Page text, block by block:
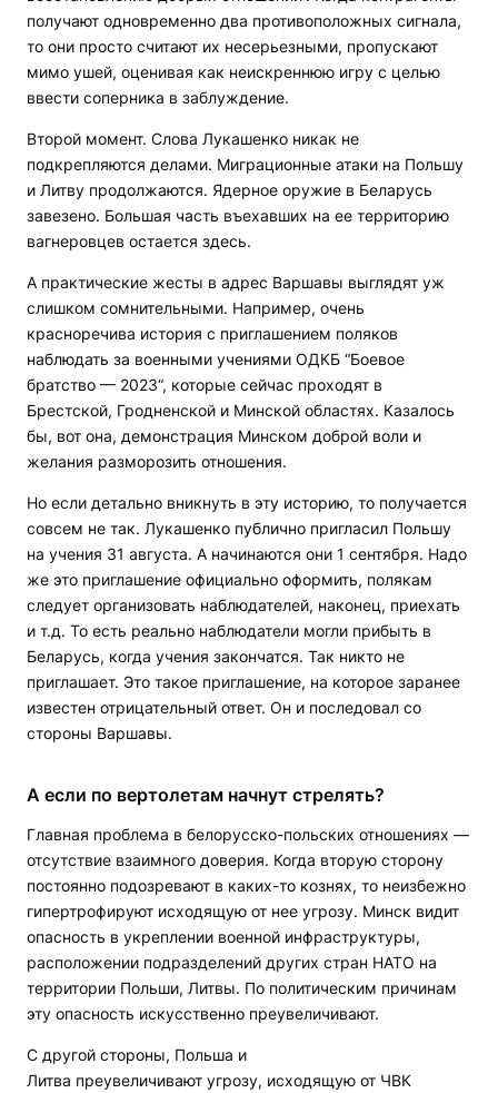
получают одновременно два противоположных сигнала,
то они просто считают их несерьезными, пропускают
мимо ушей, оценивая как неискреннюю игру с целью
ввести соперника в заблуждение.
Второй момент. Слова Лукашенко никак не
подкрепляются делами. Миграционные атаки на Польшу
и Литву продолжаются. Ядерное оружие в Беларусь
завезено. Большая часть въехавших на ее территорию
вагнеровцев остается здесь.
А практические жесты в адрес Варшавы выглядят уж
слишком сомнительными. Например, очень
красноречива история с приглашением поляков
наблюдать за военными учениями ОДКБ “Боевое
братство — 2023“, которые сейчас проходят в
Брестской, Гродненской и Минской областях. Казалось
бы, вот она, демонстрация Минском доброй воли и
желания разморозить отношения.
Но если детально вникнуть в эту историю, то получается
совсем не так. Лукашенко публично пригласил Польшу
на учения 31 августа. А начинаются они 1 сентября. Надо
же это приглашение официально оформить, полякам
следует организовать наблюдателей, наконец, приехать
и т.д. То есть реально наблюдатели могли прибыть в
Беларусь, когда учения закончатся. Так никто не
приглашает. Это такое приглашение, на которое заранее
известен отрицательный ответ. Он и последовал со
стороны Варшавы.
А если по вертолетам начнут стрелять?
Главная проблема в белорусско-польских отношениях —
отсутствие взаимного доверия. Когда вторую сторону
постоянно подозревают в каких-то кознях, то неизбежно
гипертрофируют исходящую от нее угрозу. Минск видит
опасность в укреплении военной инфраструктуры,
расположении подразделений других стран НАТО на
территории Польши, Литвы. По политическим причинам
эту опасность искусственно преувеличивают.
С другой стороны, Польша и
Литва преувеличивают угрозу, исходящую от ЧВК